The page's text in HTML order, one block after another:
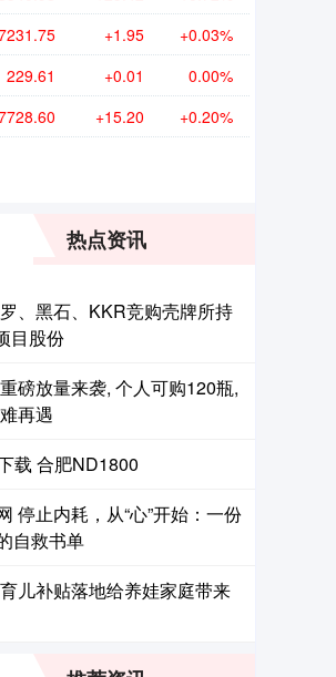
+1.95 +0.03%
229.61 +0.01 0.00%
+15.20 +0.20%
热点资讯
、黑石、KKR竞购壳牌所持
目股份
磅放量来袭, 个人可购120瓶,
再遇
载 合肥ND1800
停止内耗，从“心”开始：一份
自救书单
儿补贴落地给养娃家庭带来